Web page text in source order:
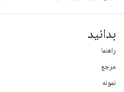
بدانید
راهنما
مرجع
نمونه